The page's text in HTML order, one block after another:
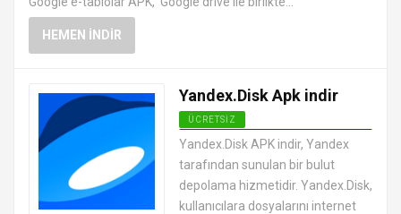
HEMEN İNDIR
Yandex.Disk Apk indir
ÜCRETSIZ
ANDROID OFFICE UYGULAMALARI
APK
Yandex.Disk APK indir, Yandex
tarafından sunulan bir bulut
depolama hizmetidir. Yandex.Disk,
kullanıcılara dosyalarını internet